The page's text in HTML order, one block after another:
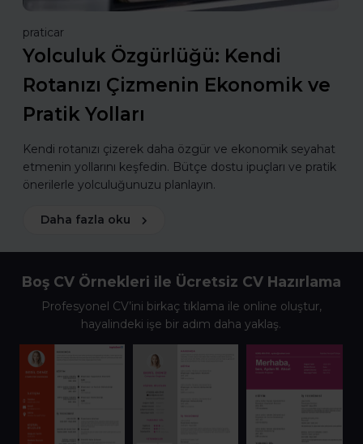
praticar
Yolculuk Özgürlüğü: Kendi
Rotanızı Çizmenin Ekonomik ve
Pratik Yolları
Kendi rotanızı çizerek daha özgür ve ekonomik seyahat
etmenin yollarını keşfedin. Bütçe dostu ipuçları ve pratik
önerilerle yolculuğunuzu planlayın.
Daha fazla oku
Boş CV Örnekleri ile Ücretsiz CV Hazırlama
Profesyonel CV’ini birkaç tıklama ile online oluştur,
hayalindeki işe bir adım daha yaklaş.